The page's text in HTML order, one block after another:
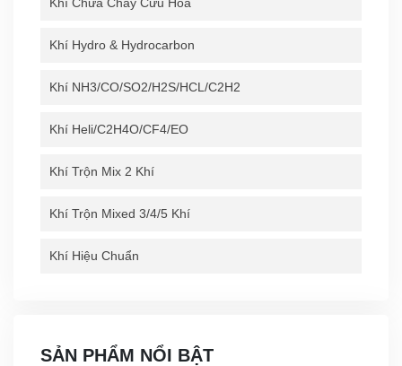
Khí Hydro & Hydrocarbon
Khí NH3/CO/SO2/H2S/HCL/C2H2
Khí Heli/C2H4O/CF4/EO
Khí Trộn Mix 2 Khí
Khí Trộn Mixed 3/4/5 Khí
Khí Hiệu Chuẩn
SẢN PHẨM NỔI BẬT